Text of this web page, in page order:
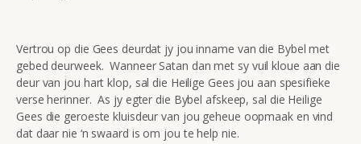
Vertrou op die Gees deurdat jy jou inname van die Bybel met
gebed deurweek. Wanneer Satan dan met sy vuil kloue aan die
deur van jou hart klop, sal die Heilige Gees jou aan spesifieke
verse herinner. As jy egter die Bybel afskeep, sal die Heilige
Gees die geroeste kluisdeur van jou geheue oopmaak en vind
dat daar nie ‘n swaard is om jou te help nie.